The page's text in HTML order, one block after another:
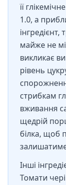
її
1.0, а
майже не
викликає
рівень
стрибкам
вживання
щедрій
білка, щоб
Інші
Томати